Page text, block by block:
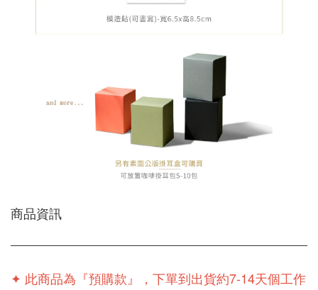
商品資訊
✦ 此商品為『預購款』，下單到出貨約7-14天個工作